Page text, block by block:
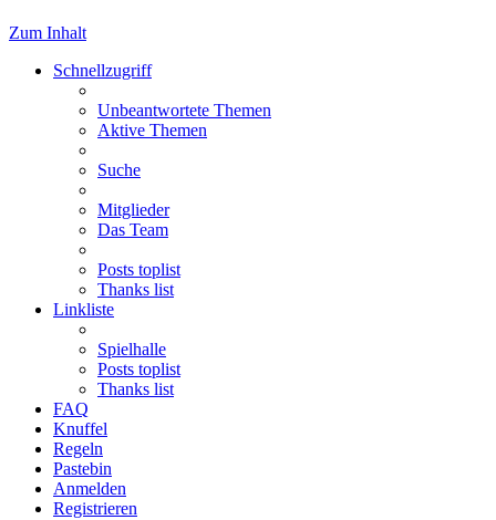
Zum Inhalt
Schnellzugriff
Unbeantwortete Themen
Aktive Themen
Suche
Mitglieder
Das Team
Posts toplist
Thanks list
Linkliste
Spielhalle
Posts toplist
Thanks list
FAQ
Knuffel
Regeln
Pastebin
Anmelden
Registrieren